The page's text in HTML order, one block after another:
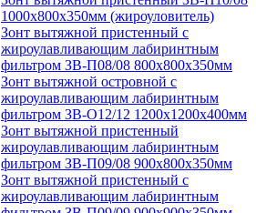
1000х800х350мм (жироуловитель)
Зонт вытяжной пристенный с
жироулавливающим лабиринтным
фильтром ЗВ-П08/08 800х800х350мм
Зонт вытяжной островной с
жироулавливающим лабиринтным
фильтром ЗВ-О12/12 1200х1200х400мм
Зонт вытяжной пристенный
жироулавливающим лабиринтным
фильтром ЗВ-П09/08 900х800х350мм
Зонт вытяжной пристенный с
жироулавливающим лабиринтным